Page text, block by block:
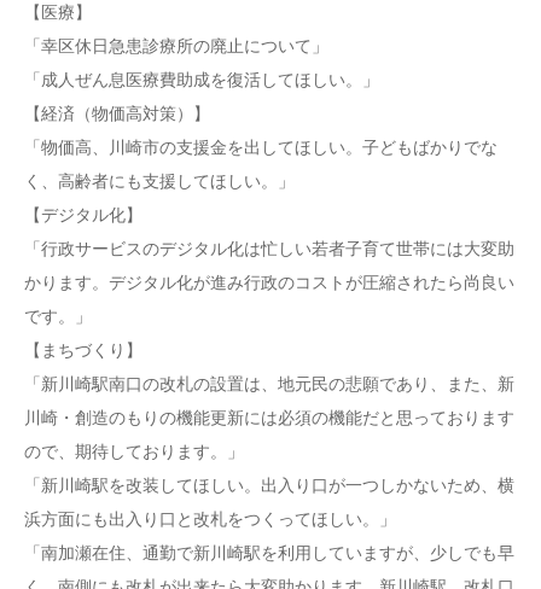
【医療】
「幸区休日急患診療所の廃止について」
「成人ぜん息医療費助成を復活してほしい。」
【経済（物価高対策）】
「物価高、川崎市の支援金を出してほしい。子どもばかりでな
く、高齢者にも支援してほしい。」
【デジタル化】
「行政サービスのデジタル化は忙しい若者子育て世帯には大変助
かります。デジタル化が進み行政のコストが圧縮されたら尚良い
です。」
【まちづくり】
「新川崎駅南口の改札の設置は、地元民の悲願であり、また、新
川崎・創造のもりの機能更新には必須の機能だと思っております
ので、期待しております。」
「新川崎駅を改装してほしい。出入り口が一つしかないため、横
浜方面にも出入り口と改札をつくってほしい。」
「南加瀬在住、通勤で新川崎駅を利用していますが、少しでも早